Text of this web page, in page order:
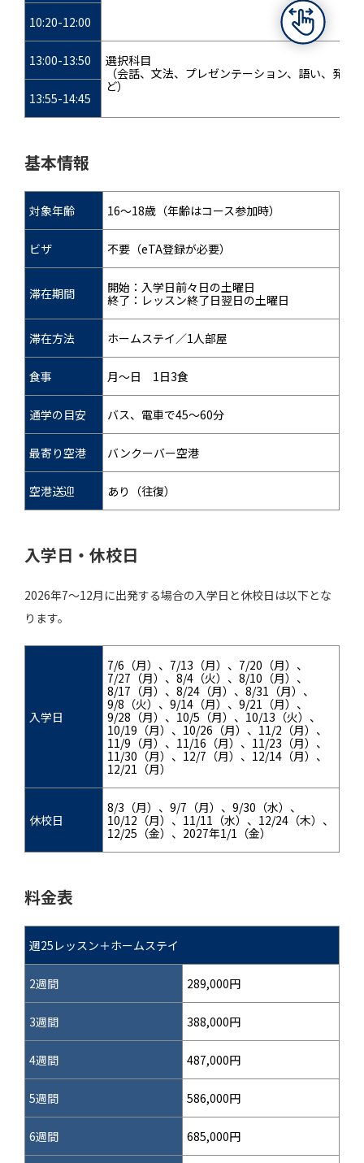
10:20-12:00
13:00-13:50
選択科目
（会話、文法、プレゼンテーション、語い、発音
ど）
13:55-14:45
基本情報
対象年齢 16～18歳（年齢はコース参加時）
ビザ 不要（eTA登録が必要）
滞在期間
開始：入学日前々日の土曜日
終了：レッスン終了日翌日の土曜日
滞在方法 ホームステイ／1人部屋
食事 月～日 1日3食
通学の目安 バス、電車で45～60分
最寄り空港 バンクーバー空港
空港送迎 あり（往復）
入学日・休校日
2026年7～12月に出発する場合の入学日と休校日は以下とな
ります。
入学日
7/6（月）、7/13（月）、7/20（月）、
7/27（月）、8/4（火）、8/10（月）、
8/17（月）、8/24（月）、8/31（月）、
9/8（火）、9/14（月）、9/21（月）、
9/28（月）、10/5（月）、10/13（火）、
10/19（月）、10/26（月）、11/2（月）、
11/9（月）、11/16（月）、11/23（月）、
11/30（月）、12/7（月）、12/14（月）、
12/21（月）
休校日
8/3（月）、9/7（月）、9/30（水）、
10/12（月）、11/11（水）、12/24（木）、
12/25（金）、2027年1/1（金）
料金表
週25レッスン＋ホームステイ
2週間 289,000円
3週間 388,000円
4週間 487,000円
5週間 586,000円
6週間 685,000円